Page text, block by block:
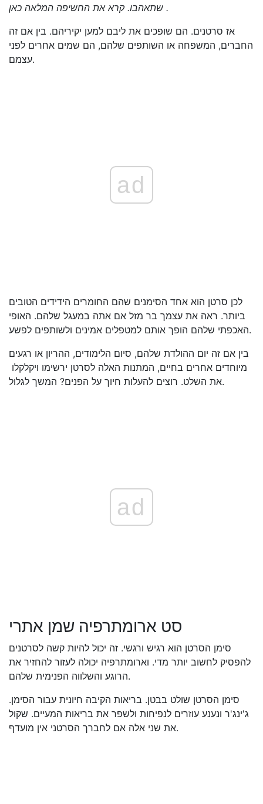
שתאהבו. קרא את החשיפה המלאה כאן
.
אז סרטנים. הם שופכים את ליבם למען יקיריהם. בין אם זה
החברים, המשפחה או השותפים שלהם, הם שמים אחרים לפני
עצמם.
ad
לכן סרטן הוא אחד הסימנים שהם החומרים הידידים הטובים
ביותר. ראה את עצמך בר מזל אם אתה במעגל שלהם. האופי
האכפתי שלהם הופך אותם למטפלים אמינים ולשותפים לפשע.
בין אם זה יום ההולדת שלהם, סיום הלימודים, ההריון או רגעים
מיוחדים אחרים בחיים, המתנות האלה לסרטן ירשימו ויקלקלו ​​
את השלט. רוצים להעלות חיוך על הפנים? המשך לגלול.
ad
סט ארומתרפיה שמן אתרי
סימן הסרטן הוא רגיש ורגשי. זה יכול להיות קשה לסרטנים
להפסיק לחשוב יותר מדי. וארומתרפיה יכולה לעזור להחזיר את
הרוגע והשלווה הפנימית שלהם.
סימן הסרטן שולט בבטן. בריאות הקיבה חיונית עבור הסימן.
ג'ינג'ר ונענע עוזרים לנפיחות ולשפר את בריאות המעיים. שקול
את שני אלה אם לחברך הסרטני אין מועדף.